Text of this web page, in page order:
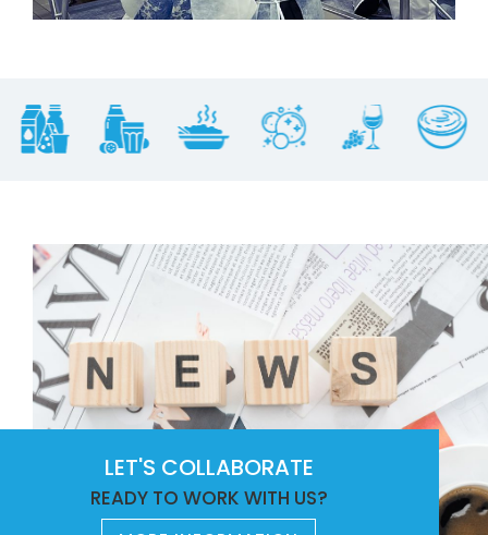
LET'S COLLABORATE
READY TO WORK WITH US?